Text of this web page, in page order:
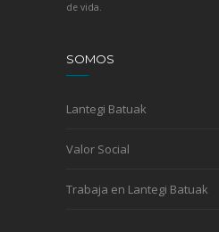
de vida.
SOMOS
Lantegi Batuak
Valor Social
Trabaja en Lantegi Batuak